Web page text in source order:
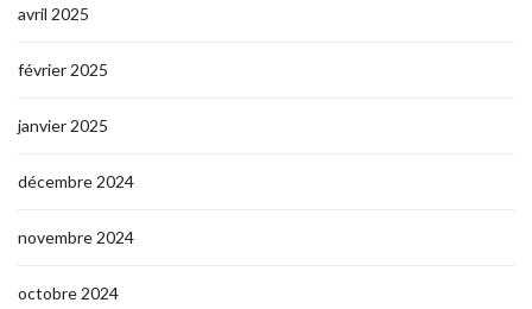
avril 2025
février 2025
janvier 2025
décembre 2024
novembre 2024
octobre 2024